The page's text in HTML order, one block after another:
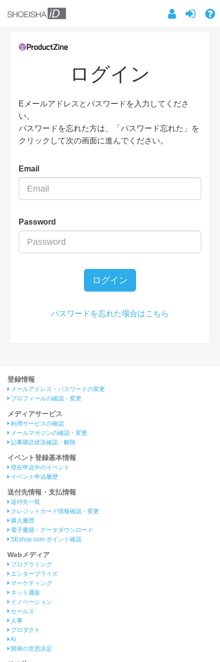
ログイン
Eメールアドレスとパスワードを入力してくださ
い。
パスワードを忘れた方は、「パスワード忘れた」を
クリックして次の画面に進んでください。
Email
Password
ログイン
パスワードを忘れた場合はこちら
登録情報
メールアドレス・パスワードの変更
プロフィールの確認・変更
メディアサービス
利用サービスの確認
メールマガジンの確認・変更
記事購読状況確認・解除
イベント登録基本情報
現在申込中のイベント
イベント申込履歴
送付先情報・支払情報
送付先一覧
クレジットカード情報確認・変更
購入履歴
電子書籍・データダウンロード
SEshop.com ポイント確認
Webメディア
プログラミング
エンタープライズ
マーケティング
ネット通販
イノベーション
セールス
人事
プロダクト
AI
開発の意思決定